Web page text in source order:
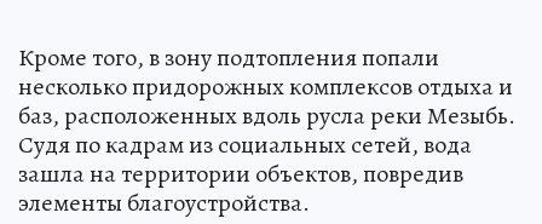
Кроме того, в зону подтопления попали
несколько придорожных комплексов отдыха и
баз, расположенных вдоль русла реки Мезыбь.
Судя по кадрам из социальных сетей, вода
зашла на территории объектов, повредив
элементы благоустройства.